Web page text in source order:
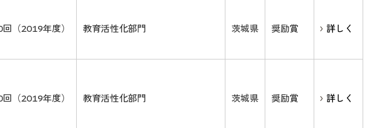
（2019年度） 教育活性化部門 茨城県 奨励賞 詳しく
（2019年度） 教育活性化部門 茨城県 奨励賞 詳しく